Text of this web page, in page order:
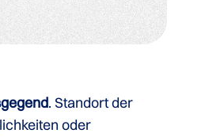
. Standort der
oder